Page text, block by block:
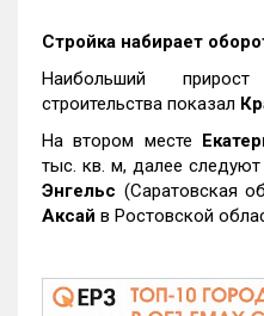
Стройка набирает
Наибольший
строительства показал
На втором месте
тыс. кв. м, далее следуют
Энгельс (Саратовская
Аксай в Ростовской